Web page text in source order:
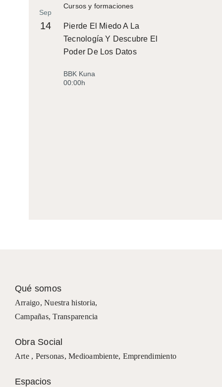
Cursos y formaciones
Sep
14
Pierde El Miedo A La
Tecnología Y Descubre El
Poder De Los Datos
BBK Kuna
00:00h
Qué somos
Arraigo,Nuestra historia,
Campañas, Transparencia
Obra Social
Arte , Personas,Medioambiente, Emprendimiento
Espacios